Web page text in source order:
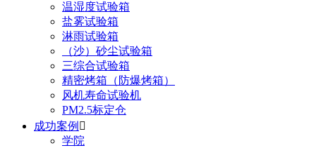
温湿度试验箱
盐雾试验箱
淋雨试验箱
（沙）砂尘试验箱
三综合试验箱
精密烤箱（防爆烤箱）
风机寿命试验机
PM2.5标定仓
成功案例 
学院